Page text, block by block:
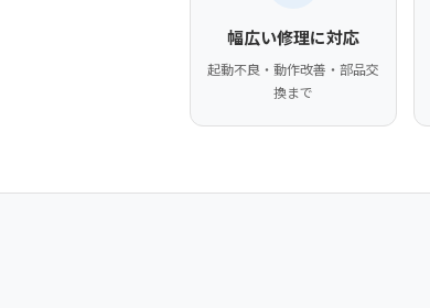
幅広い修理に対応
起動不良・動作改善・部品交
換まで